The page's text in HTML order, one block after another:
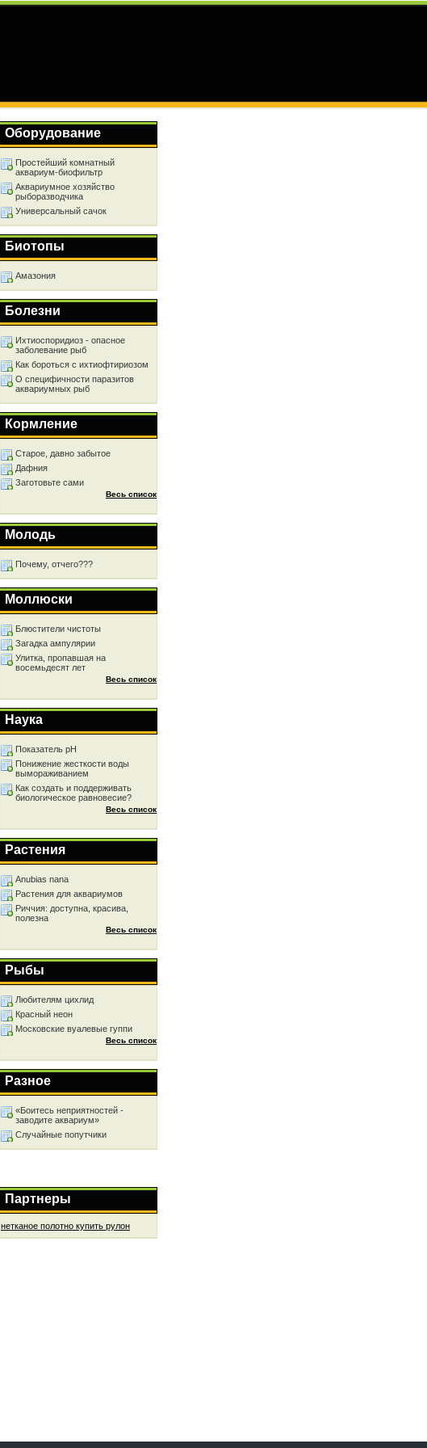
Оборудование
Простейший комнатный
аквариум-биофильтр
Аквариумное хозяйство
рыборазводчика
Универсальный сачок
Биотопы
Амазония
Болезни
Ихтиоспоридиоз - опасное
заболевание рыб
Как бороться с ихтиофтириозом
О специфичности паразитов
аквариумных рыб
Кормление
Старое, давно забытое
Дафния
Заготовьте сами
Весь список
Молодь
Почему, отчего???
Моллюски
Блюстители чистоты
Загадка ампулярии
Улитка, пропавшая на
восемьдесят лет
Весь список
Наука
Показатель рН
Понижение жесткоcти воды
вымораживанием
Как создать и поддерживать
биологическое равновесие?
Весь список
Растения
Anubias nana
Растения для аквариумов
Риччия: доступна, красива,
полезна
Весь список
Рыбы
Любителям цихлид
Красный неон
Московские вуалевые гуппи
Весь список
Разное
«Боитесь неприятностей -
заводите аквариум»
Случайные попутчики
Партнеры
нетканое полотно купить рулон